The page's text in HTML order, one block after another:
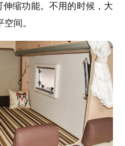
缩功能。不用的时候，大
间。